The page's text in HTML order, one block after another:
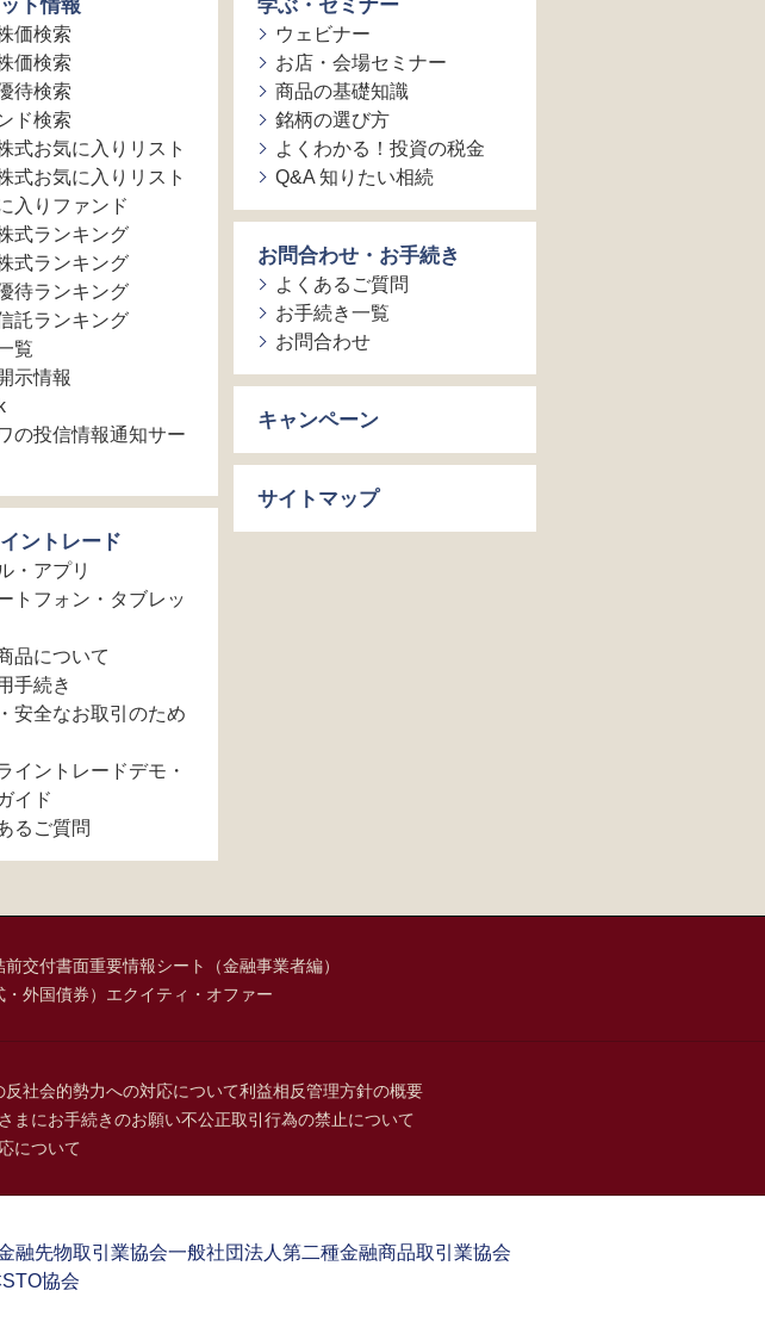
ト情報
価検索
価検索
待検索
ド検索
式お気に入りリスト
式お気に入りリスト
入りファンド
式ランキング
式ランキング
待ランキング
託ランキング
覧
示情報
の投信情報通知サー
ントレード
・アプリ
トフォン・タブレッ
品について
手続き
安全なお取引のため
イントレードデモ・
イド
るご質問
学ぶ・セミナー
ウェビナー
お店・会場セミナー
商品の基礎知識
銘柄の選び方
よくわかる！投資の税金
Q&A 知りたい相続
お問合わせ・お手続き
よくあるご質問
お手続き一覧
お問合わせ
キャンペーン
サイトマップ
前交付書面重要情報シート（金融事業者編）
外国債券） エクイティ・オファー
反社会的勢力への対応について利益相反管理方針の概要
まにお手続きのお願い不公正取引行為の禁止について
について
融先物取引業協会一般社団法人第二種金融商品取引業協会
協会